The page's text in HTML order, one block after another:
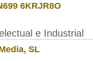
6KRJR8O
e Industrial
SL